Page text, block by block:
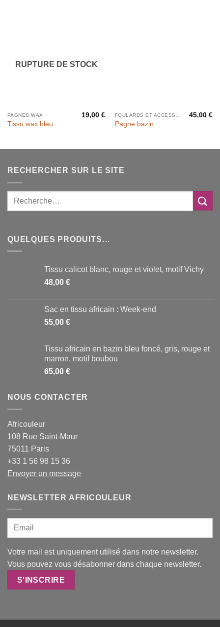
RUPTURE DE STOCK
PAGNES WAX
Tissu wax bleu
19,00€
Pagne bazin
45,00€
RECHERCHER SUR LE SITE
QUELQUES PRODUITS…
Tissu calicot blanc, rouge et violet, motif Vichy
48,00 €
Sac en tissu africain : Week-end
55,00 €
Tissu africain en bazin bleu foncé, gris, rouge et
marron, motif boubou
65,00 €
NOUS CONTACTER
Africouleur
108 Rue Saint-Maur
75011 Paris
+33 1 56 98 15 36
Envoyer un message
NEWSLETTER AFRICOULEUR
Votre mail est uniquement utilisé dans notre newsletter.
Vous pouvez vous désabonner dans chaque newsletter.